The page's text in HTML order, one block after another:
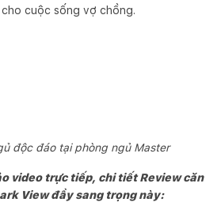
cuộc sống vợ chồng.
độc đáo tại phòng ngủ Master
video trực tiếp, chi tiết Review căn
View đầy sang trọng này: